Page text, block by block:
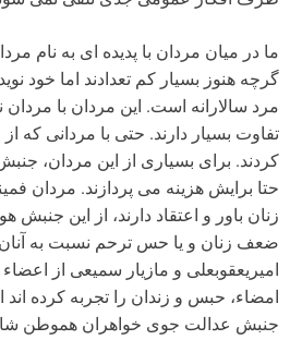
ما در میان مردان با پدیده ای به نام
گرچه هنوز بسیار کم تعدادند اما خود
مرد سالارانه است. این مردان با
تفاوت بسیار دارند. حتی با مردانی که
کردند. برای بسیاری از این مردان،
حتا برایش هزینه می پردازند. مردان
زنان باور و اعتقاد دارند، از این جنبش
ضعف زنان و یا حس ترحم نسبت به
امیریعقوبعلی و مازیار سمیعی از
امضاء، حبس و زندان را تجربه کرده اند
جنبش عدالت جوی خواهران هموطن شان